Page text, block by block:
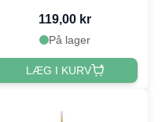
119,00 kr
På lager
LÆG I KURV